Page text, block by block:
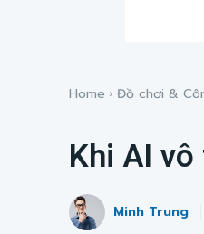
Home Đồ chơi &
Khi AI
Minh Trung